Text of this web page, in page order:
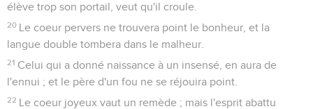
élève trop son portail, veut qu'il croule.
20 Le coeur pervers ne trouvera point le bonheur, et la
langue double tombera dans le malheur.
21 Celui qui a donné naissance à un insensé, en aura de
l'ennui ; et le père d'un fou ne se réjouira point.
22 Le coeur joyeux vaut un remède ; mais l'esprit abattu